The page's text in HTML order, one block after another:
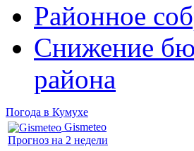
Районное
Снижение
района
Погода в Кумухе
Gismeteo
Прогноз на 2 недели